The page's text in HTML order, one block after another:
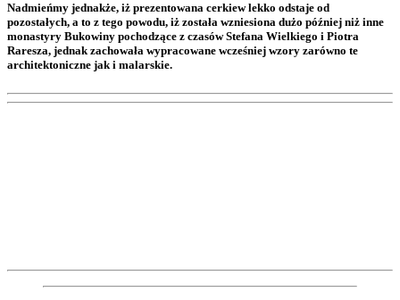
Nadmieńmy jednakże, iż prezentowana cerkiew lekko odstaje od
pozostałych, a to z tego powodu, iż została wzniesiona dużo później niż inne
monastyry Bukowiny pochodzące z czasów Stefana Wielkiego i Piotra
Raresza, jednak zachowała wypracowane wcześniej wzory zarówno te
architektoniczne jak i malarskie.